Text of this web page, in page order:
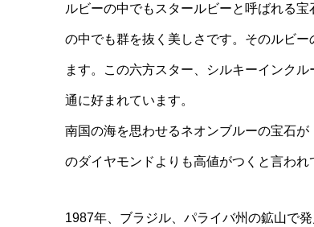
ルビーの中でもスタールビーと呼ばれる
の中でも群を抜く美しさです。そのルビ
ます。この六方スター、シルキーインク
通に好まれています。
南国の海を思わせるネオンブルーの宝石
のダイヤモンドよりも高値がつくと言われ
1987年、ブラジル、パライバ州の鉱山で